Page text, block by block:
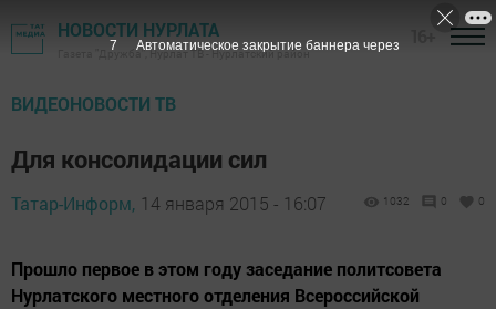
НОВОСТИ НУРЛАТА
Газета "Дружба", Нурлат ТВ - Нурлатский район
ВИДЕОНОВОСТИ ТВ
Для консолидации сил
Татар-Информ, 14 января 2015 - 16:07 1032 0 0
Прошло первое в этом году заседание политсовета
Нурлатского местного отделения Всероссийской
6 Автоматическое закрытие баннера через